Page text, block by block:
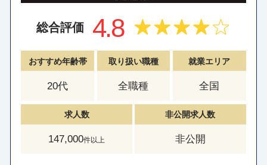
総合評価 4.8
おすすめ年齢帯
20代
取り扱い職種
全職種
就業エリア
全国
求人数
147,000件以上
非公開求人数
非公開